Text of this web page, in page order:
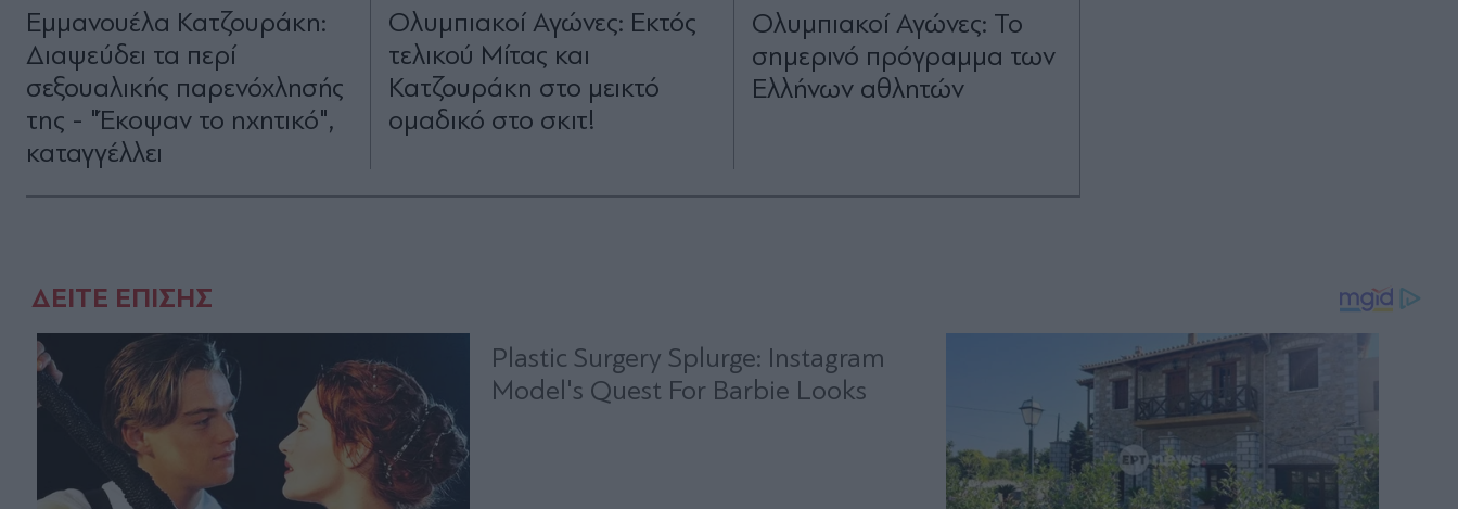
Εμμανουέλα Κατζουράκη:
Διαψεύδει τα περί
σεξουαλικής παρενόχλησής
της - "Έκοψαν το ηχητικό",
καταγγέλλει
Ολυμπιακοί Αγώνες: Εκτός
τελικού Μίτας και
Κατζουράκη στο μεικτό
ομαδικό στο σκιτ!
Ολυμπιακοί Αγώνες: Το
σημερινό πρόγραμμα των
Ελλήνων αθλητών